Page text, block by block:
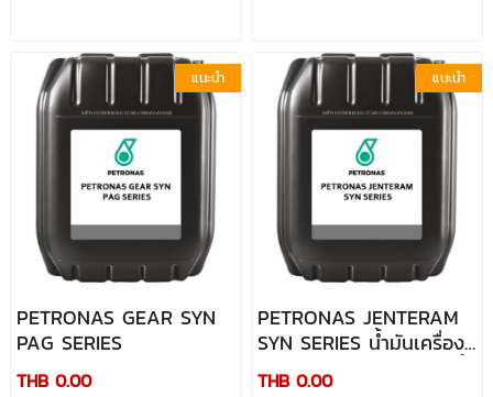
แนะนำ
PETRONAS GEAR SYN
PAG SERIES
THB 0.00
แนะนำ
PETRONAS JENTERAM
SYN SERIES น้ำมันเครื่อง
เทอร์ไบน์อุตสาหกรรมที่ไร้ขี้
THB 0.00